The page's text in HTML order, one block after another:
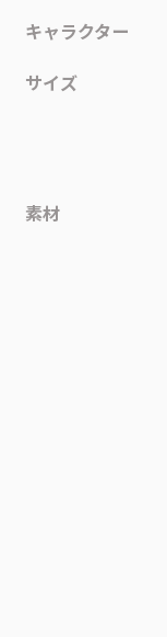
キャラクター
サイズ
素材